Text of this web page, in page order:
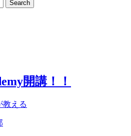
開講！！
教える